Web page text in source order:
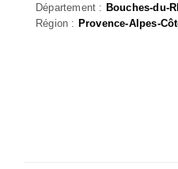
Département : Bouches-du-
Région : Provence-Alpes-